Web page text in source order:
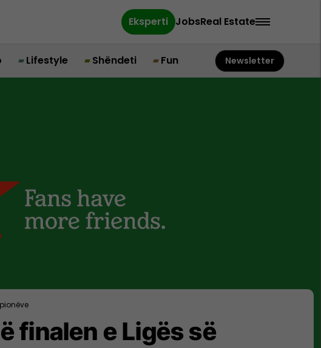
Eksperti JobsReal Estate
Lifestyle Shëndeti Fun Newsletter
finalen e Ligës së